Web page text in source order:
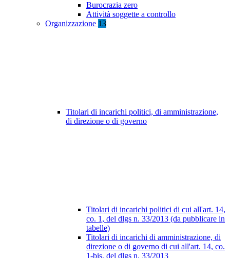
Burocrazia zero
Attività soggette a controllo
Organizzazione 13
Titolari di incarichi politici, di amministrazione,
di direzione o di governo
Titolari di incarichi politici di cui all'art. 14,
co. 1, del dlgs n. 33/2013 (da pubblicare in
tabelle)
Titolari di incarichi di amministrazione, di
direzione o di governo di cui all'art. 14, co.
1-bis, del dlgs n. 33/2013